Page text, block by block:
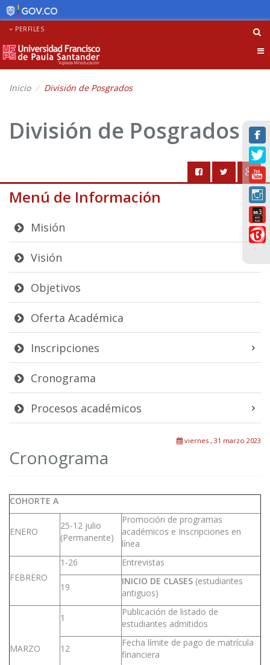
PERFILES
Inicio División de Posgrados
División de Posgrados
Menú de Información
Misión
Visión
Objetivos
Oferta Académica
Inscripciones
Cronograma
Procesos académicos
viernes , 31 marzo 2023
Cronograma
COHORTE A
ENERO
25-12 julio
(Permanente)
Promoción de programas
académicos e Inscripciones en
línea
FEBRERO
1-26 Entrevistas
19
INICIO DE CLASES (estudiantes
antiguos)
MARZO
1
Publicación de listado de
estudiantes admitidos
12
Fecha límite de pago de matrícula
financiera